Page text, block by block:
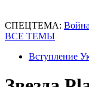
СПЕЦТЕМА:
ВСЕ ТЕМЫ
Вступление